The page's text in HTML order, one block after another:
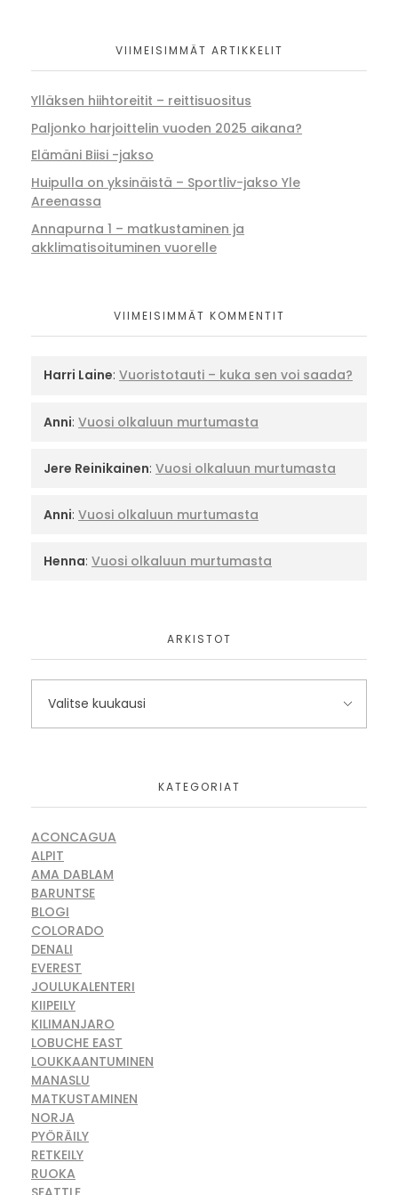
VIIMEISIMMÄT ARTIKKELIT
Ylläksen hiihtoreitit – reittisuositus
Paljonko harjoittelin vuoden 2025 aikana?
Elämäni Biisi -jakso
Huipulla on yksinäistä – Sportliv-jakso Yle
Areenassa
Annapurna 1 – matkustaminen ja
akklimatisoituminen vuorelle
VIIMEISIMMÄT KOMMENTIT
Harri Laine: Vuoristotauti – kuka sen voi saada?
Anni: Vuosi olkaluun murtumasta
Jere Reinikainen: Vuosi olkaluun murtumasta
Anni: Vuosi olkaluun murtumasta
Henna: Vuosi olkaluun murtumasta
ARKISTOT
KATEGORIAT
ACONCAGUA
ALPIT
AMA DABLAM
BARUNTSE
BLOGI
COLORADO
DENALI
EVEREST
JOULUKALENTERI
KIIPEILY
KILIMANJARO
LOBUCHE EAST
LOUKKAANTUMINEN
MANASLU
MATKUSTAMINEN
NORJA
PYÖRÄILY
RETKEILY
RUOKA